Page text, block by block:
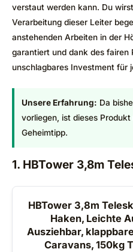
verstaut werden kann. Du
Verarbeitung dieser Leiter
anstehenden Arbeiten in der
garantiert und dank des fairen
unschlagbares Investment für
Unsere Erfahrung: Da
vorliegen, ist dieses
Geheimtipp.
1. HBTower 3,8m
HBTower 3,8m
Haken, Leichte
Ausziehbar,
Caravans, 150kg